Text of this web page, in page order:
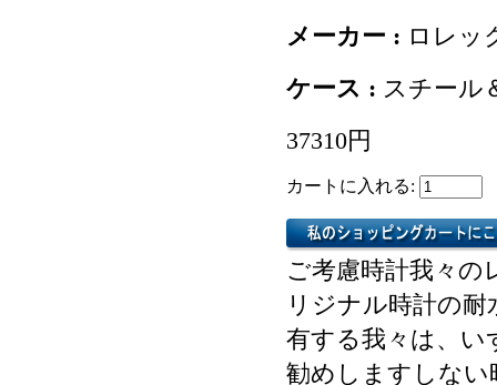
メーカー : ロレッ
ケース : スチール
37310円
カートに入れる:
ご考慮時計我々
リジナル時計の
有する我々は、い
勧めしますしない